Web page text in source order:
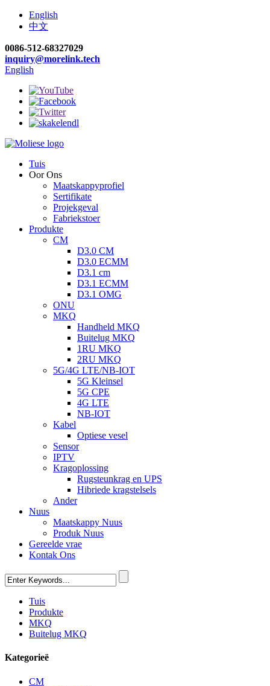
English
中文
0086-512-68327029
inquiry@morelink.tech
English
Tuis
Oor Ons
Maatskappyprofiel
Sertifikate
Projekgeval
Fabriekstoer
Produkte
CM
D3.0 CM
D3.0 ECMM
D3.1 cm
D3.1 ECMM
D3.1 OMG
ONU
MKQ
Handheld MKQ
Buitelug MKQ
1RU MKQ
2RU MKQ
5G/4G LTE/NB-IOT
5G Kleinsel
5G CPE
4G LTE
NB-IOT
Kabel
Optiese vesel
Sensor
IPTV
Kragoplossing
Rugsteunkrag en UPS
Hibriede kragstelsels
Ander
Nuus
Maatskappy Nuus
Produk Nuus
Gereelde vrae
Kontak Ons
Tuis
Produkte
MKQ
Buitelug MKQ
Kategorieë
CM